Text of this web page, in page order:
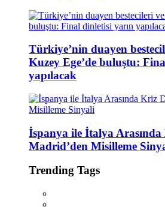
Türkiye’nin duayen
Kuzey Ege’de buluştu:
yapılacak
İspanya ile İtalya
Madrid’den Misilleme
Trending Tags